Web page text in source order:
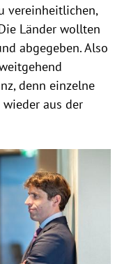
vereinheitlichen,
Länder wollten
abgegeben. Also
denn einzelne
aus der